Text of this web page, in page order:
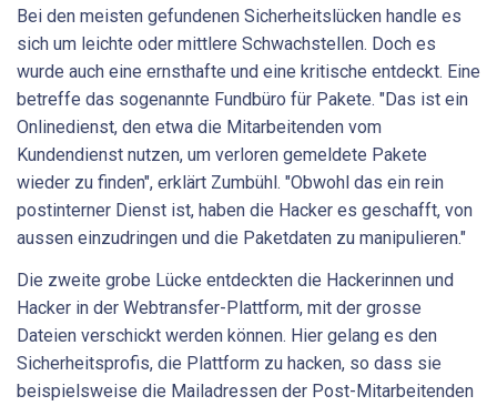
Bei den meisten gefundenen Sicherheitslücken handle es
sich um leichte oder mittlere Schwachstellen. Doch es
wurde auch eine ernsthafte und eine kritische entdeckt. Eine
betreffe das sogenannte Fundbüro für Pakete. "Das ist ein
Onlinedienst, den etwa die Mitarbeitenden vom
Kundendienst nutzen, um verloren gemeldete Pakete
wieder zu finden", erklärt Zumbühl. "Obwohl das ein rein
postinterner Dienst ist, haben die Hacker es geschafft, von
aussen einzudringen und die Paketdaten zu manipulieren."
Die zweite grobe Lücke entdeckten die Hackerinnen und
Hacker in der Webtransfer-Plattform, mit der grosse
Dateien verschickt werden können. Hier gelang es den
Sicherheitsprofis, die Plattform zu hacken, so dass sie
beispielsweise die Mailadressen der Post-Mitarbeitenden